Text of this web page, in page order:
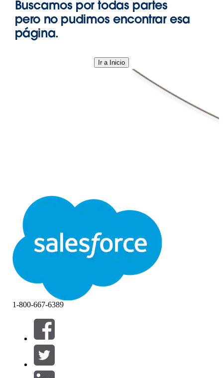
Buscamos por todas partes
pero no pudimos encontrar esa
página.
Ir a Inicio
1-800-667-6389